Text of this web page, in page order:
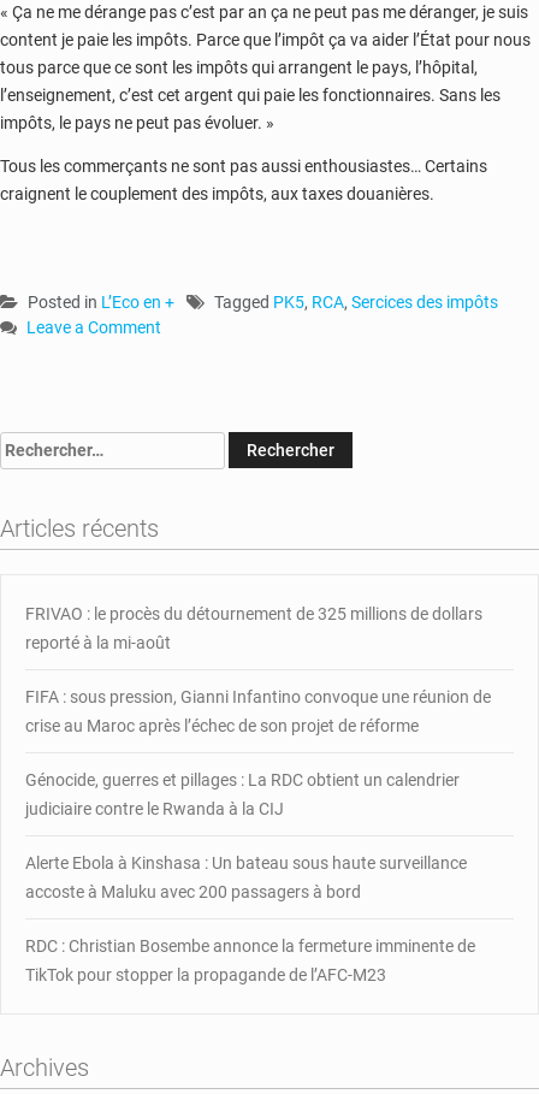
« Ça ne me dérange pas c’est par an ça ne peut pas me déranger, je suis
content je paie les impôts. Parce que l’impôt ça va aider l’État pour nous
tous parce que ce sont les impôts qui arrangent le pays, l’hôpital,
l’enseignement, c’est cet argent qui paie les fonctionnaires. Sans les
impôts, le pays ne peut pas évoluer. »
Tous les commerçants ne sont pas aussi enthousiastes… Certains
craignent le couplement des impôts, aux taxes douanières.
Posted in L’Eco en + Tagged PK5, RCA, Sercices des impôts
Leave a Comment
des
impôts
au
Rechercher :
Articles récents
FRIVAO : le procès du détournement de 325 millions de dollars
reporté à la mi-août
FIFA : sous pression, Gianni Infantino convoque une réunion de
crise au Maroc après l’échec de son projet de réforme
Génocide, guerres et pillages : La RDC obtient un calendrier
judiciaire contre le Rwanda à la CIJ
Alerte Ebola à Kinshasa : Un bateau sous haute surveillance
accoste à Maluku avec 200 passagers à bord
RDC : Christian Bosembe annonce la fermeture imminente de
TikTok pour stopper la propagande de l’AFC-M23
Archives